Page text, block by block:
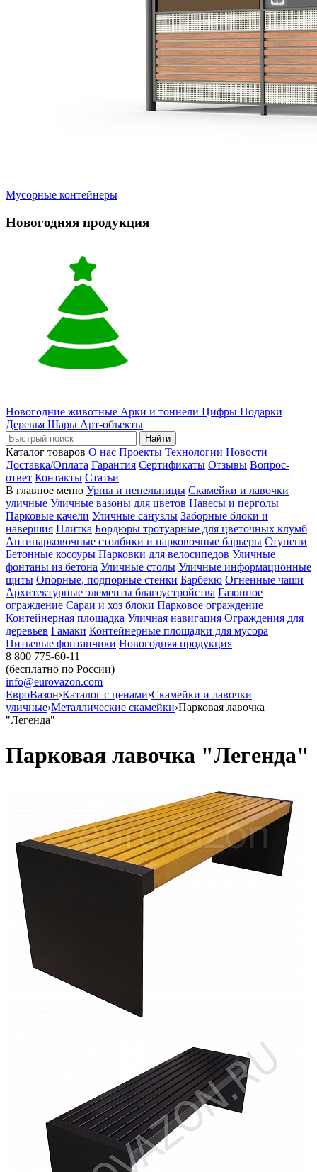
Мусорные контейнеры
Новогодняя продукция
Новогодние животные Арки и тоннели Цифры Подарки
Деревья Шары Арт-объекты
Найти
Каталог товаров О нас Проекты Технологии Новости
Доставка/Оплата Гарантия Сертификаты Отзывы Вопрос-
ответ Контакты Статьи
В главное меню Урны и пепельницы Скамейки и лавочки
уличные Уличные вазоны для цветов Навесы и перголы
Парковые качели Уличные санузлы Заборные блоки и
навершия Плитка Бордюры тротуарные для цветочных клумб
Антипарковочные столбики и парковочные барьеры Ступени
Бетонные косоуры Парковки для велосипедов Уличные
фонтаны из бетона Уличные столы Уличные информационные
щиты Опорные, подпорные стенки Барбекю Огненные чаши
Архитектурные элементы благоустройства Газонное
ограждение Сараи и хоз блоки Парковое ограждение
Контейнерная площадка Уличная навигация Ограждения для
деревьев Гамаки Контейнерные площадки для мусора
Питьевые фонтанчики Новогодняя продукция
8 800 775-60-11
(бесплатно по России)
info@eurovazon.com
ЕвроВазон›Каталог с ценами›Скамейки и лавочки
уличные›Металлические скамейки›Парковая лавочка
"Легенда"
Парковая лавочка "Легенда"